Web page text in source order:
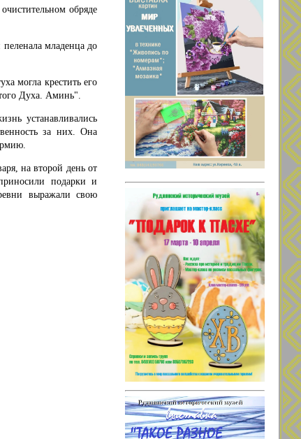
обряде
младенца до
могла крестить его
Духа. Аминь".
устанавливались
за них. Она
на второй день от
подарки и
выражали свою